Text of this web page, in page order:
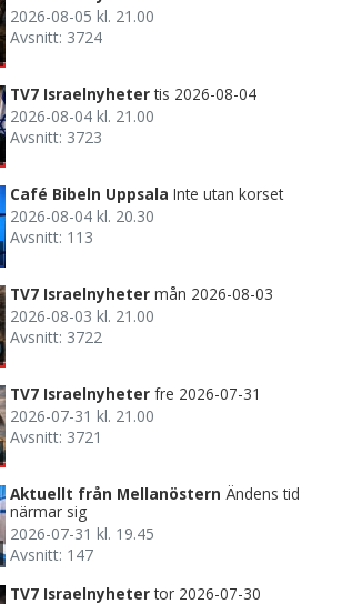
2026-08-05 kl. 21.00
Avsnitt: 3724
TV7 Israelnyheter tis 2026-08-04
2026-08-04 kl. 21.00
Avsnitt: 3723
Café Bibeln Uppsala Inte utan korset
2026-08-04 kl. 20.30
Avsnitt: 113
TV7 Israelnyheter mån 2026-08-03
2026-08-03 kl. 21.00
Avsnitt: 3722
TV7 Israelnyheter fre 2026-07-31
2026-07-31 kl. 21.00
Avsnitt: 3721
Aktuellt från Mellanöstern Ändens tid
närmar sig
2026-07-31 kl. 19.45
Avsnitt: 147
TV7 Israelnyheter tor 2026-07-30